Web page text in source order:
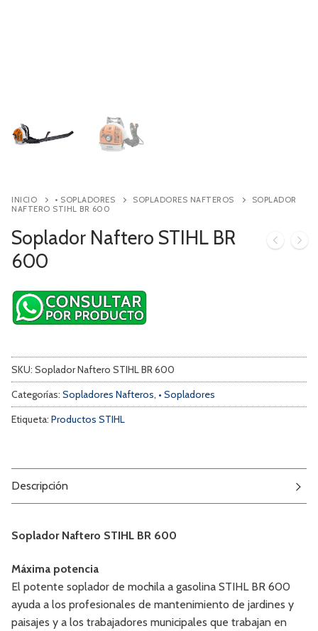
INICIO • SOPLADORES SOPLADORES NAFTEROS
SOPLADOR
NAFTERO STIHL BR 600
Soplador Naftero STIHL BR
600
SKU: Soplador Naftero STIHL BR 600
Categorías: Sopladores Nafteros, • Sopladores
Etiqueta: Productos STIHL
Descripción
Soplador Naftero STIHL BR 600
Máxima potencia
El potente soplador de mochila a gasolina STIHL BR 600
ayuda a los profesionales de mantenimiento de jardines y
paisajes y a los trabajadores municipales que trabajan en